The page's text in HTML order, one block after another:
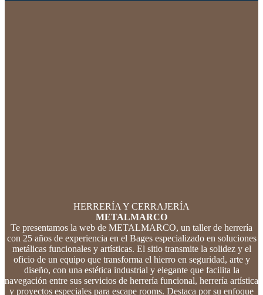
HERRERÍA Y CERRAJERÍA
METALMARCO
Te presentamos la web de METALMARCO, un taller de herrería
con 25 años de experiencia en el Bages especializado en soluciones
metálicas funcionales y artísticas. El sitio transmite la solidez y el
oficio de un equipo que transforma el hierro en seguridad, arte y
diseño, con una estética industrial y elegante que facilita la
navegación entre sus servicios de herrería funcional, herrería artística
y proyectos especiales para escape rooms. Destaca por su enfoque